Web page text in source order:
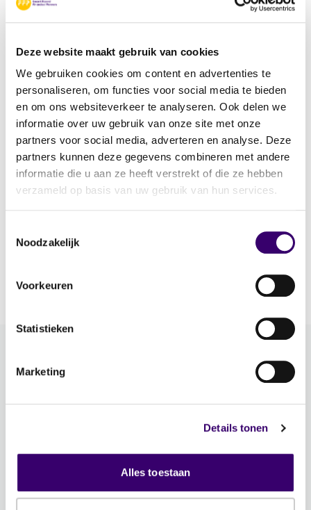
Deze website maakt gebruik van cookies
We gebruiken cookies om content en advertenties te
personaliseren, om functies voor social media te bieden
en om ons websiteverkeer te analyseren. Ook delen we
informatie over uw gebruik van onze site met onze
partners voor social media, adverteren en analyse. Deze
partners kunnen deze gegevens combineren met andere
informatie die u aan ze heeft verstrekt of die ze hebben
verzameld op basis van uw gebruik van hun services.
Noodzakelijk
Voorkeuren
Statistieken
Marketing
Details tonen
Alles toestaan
datum alvast in je agenda en houd onze
website in de gaten voor de laatste updates
over het programma.
We maken er samen een feestelijke editie van.
Zien we je daar?
NBC Congrescentrum
Nieuwegein
Woensdag 28 oktober 2026
Meer FFP
Financiële planning voor een goed leven!
Lidmaatschap